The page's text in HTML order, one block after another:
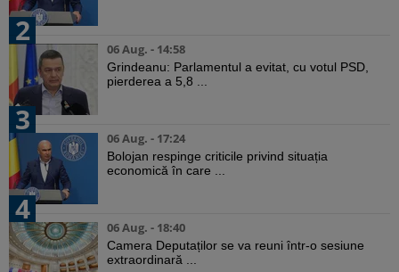
2
06 Aug. - 14:58
Grindeanu: Parlamentul a evitat, cu votul PSD,
pierderea a 5,8 ...
3
06 Aug. - 17:24
Bolojan respinge criticile privind situația
economică în care ...
4
06 Aug. - 18:40
Camera Deputaților se va reuni într-o sesiune
extraordinară ...